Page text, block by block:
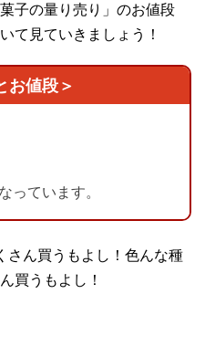
子の量り売り」のお値段
て見ていきましょう！
お値段＞
っています。
さん買うもよし！色んな種
買うもよし！